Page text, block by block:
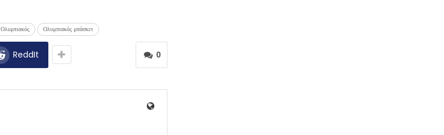
Ολυμπιακός Ολυμπιακός μπάσκετ
0
ReddIt